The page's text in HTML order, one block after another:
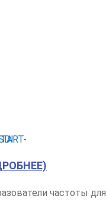
частоты для